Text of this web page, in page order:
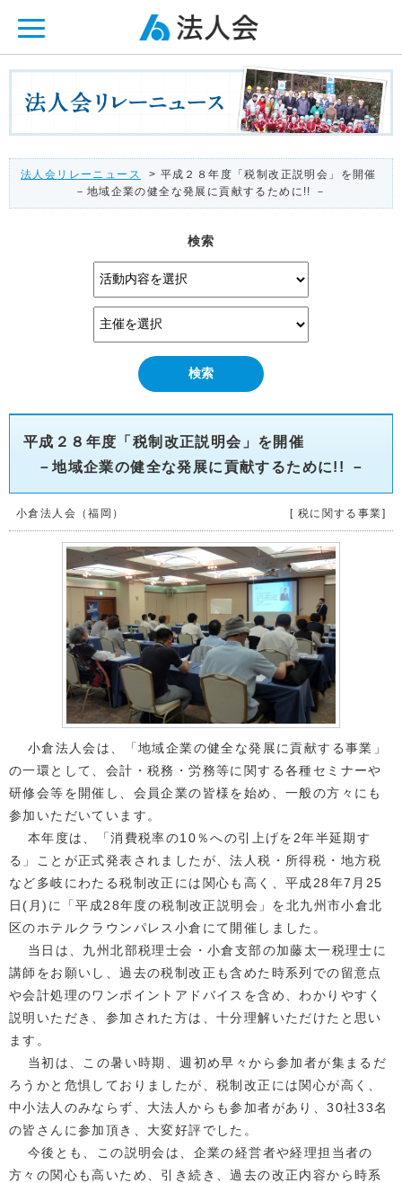
法人会リレーニュース
> 平成２８年度「税制改正説明会」を開催
－地域企業の健全な発展に貢献するために!! －
検索
平成２８年度「税制改正説明会」を開催
－地域企業の健全な発展に貢献するために!! －
小倉法人会（福岡） [ 税に関する事業]
小倉法人会は、「地域企業の健全な発展に貢献する事業」
の一環として、会計・税務・労務等に関する各種セミナーや
研修会等を開催し、会員企業の皆様を始め、一般の方々にも
参加いただいています。
本年度は、「消費税率の10％への引上げを2年半延期す
る」ことが正式発表されましたが、法人税・所得税・地方税
など多岐にわたる税制改正には関心も高く、平成28年7月25
日(月)に「平成28年度の税制改正説明会」を北九州市小倉北
区のホテルクラウンパレス小倉にて開催しました。
当日は、九州北部税理士会・小倉支部の加藤太一税理士に
講師をお願いし、過去の税制改正も含めた時系列での留意点
や会計処理のワンポイントアドバイスを含め、わかりやすく
説明いただき、参加された方は、十分理解いただけたと思い
ます。
当初は、この暑い時期、週初め早々から参加者が集まるだ
ろうかと危惧しておりましたが、税制改正には関心が高く、
中小法人のみならず、大法人からも参加者があり、30社33名
の皆さんに参加頂き、大変好評でした。
今後とも、この説明会は、企業の経営者や経理担当者の
方々の関心も高いため、引き続き、過去の改正内容から時系